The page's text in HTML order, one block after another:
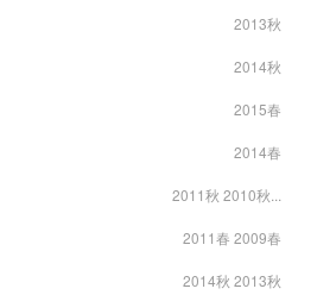
2013秋
2014秋
2015春
2014春
2011秋 2010秋...
2011春 2009春
2014秋 2013秋